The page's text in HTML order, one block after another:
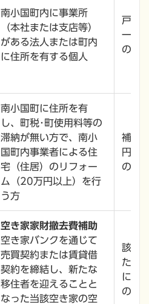
南小国町内に事業所
（本社または支店等）
がある法人または町内
に住所を有する個人
戸建
一棟
のも
南小国町に住所を有
し、町税･町使用料等の
滞納が無い方で、南小
国町内事業者による住
宅（住居）のリフォー
ム（20万円以上）を行
う方
補助
円(補
の日
空き家家財撤去費補助
空き家バンクを通じて
売買契約または賃貸借
契約を締結し、新たな
移住者を迎えることと
なった当該空き家の空
該当
た家
にか
の1